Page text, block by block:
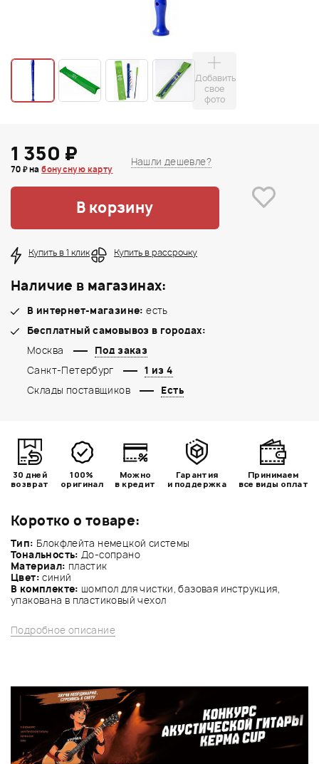
Добавить
свое
фото
Коротко о товаре:
Тип: Блокфлейта немецкой системы
Тональность: До-сопрано
Материал: пластик
Цвет:синий
В комплекте: шомпол для чистки, базовая инструкция,
упакована в пластиковый чехол
Подробное описание
1 350 ₽
70 ₽ набонусную карту
Нашли дешевле?
В корзину
Купить в 1 клик Купить в рассрочку
Наличие в магазинах:
В интернет-магазине: есть
Бесплатный самовывоз в городах:
Москва
Под заказ
Санкт-Петербург
1 из 4
Склады поставщиков
Есть
30 дней
возврат
100%
оригинал
Можно
в кредит
Гарантия
и поддержка
Принимаем
все виды оплат